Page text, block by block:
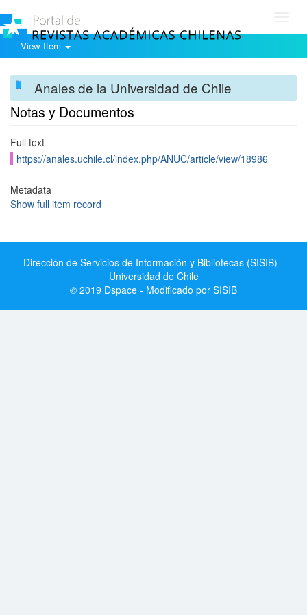
View Item
Anales de la Universidad de Chile
Notas y Documentos
Full text
https://anales.uchile.cl/index.php/ANUC/article/view/18986
Metadata
Show full item record
Dirección de Servicios de Información y Bibliotecas (SISIB) -
Universidad de Chile
© 2019 Dspace - Modificado por SISIB